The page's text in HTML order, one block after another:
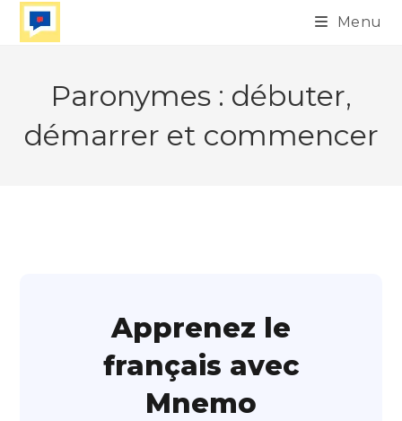
Skip
Menu
Paronymes : débuter,
démarrer et commencer
Apprenez le
français avec
Mnemo